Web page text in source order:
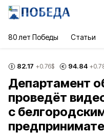
80 лет Победы Статьи
82.17 +0.76$ 94.84
Департамент
проведёт
с